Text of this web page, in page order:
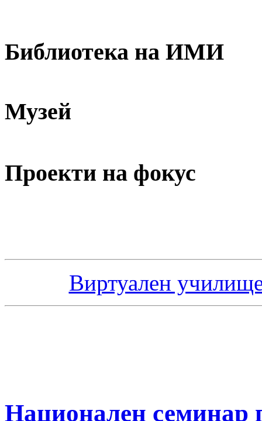
Библиотека на ИМИ
Музей
Проекти на фокус
Виртуален
Национален семинар